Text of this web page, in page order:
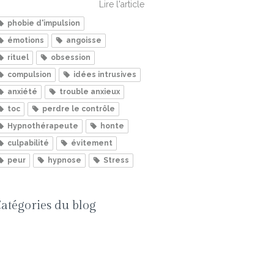
Lire l'article
phobie d'impulsion
émotions
angoisse
rituel
obsession
compulsion
idées intrusives
anxiété
trouble anxieux
toc
perdre le contrôle
Hypnothérapeute
honte
culpabilité
évitement
peur
hypnose Stress
du blog